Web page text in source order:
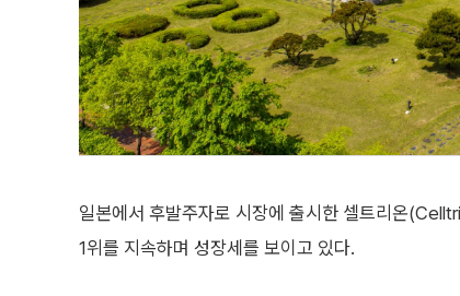
일본에서 후발주자로 시장에 출시한 셀트리온
1위를 지속하며 성장세를 보이고 있다.